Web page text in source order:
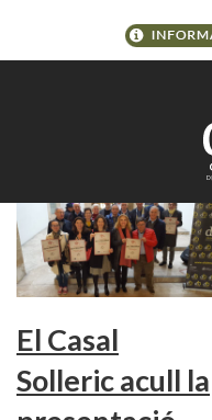
El Casal
Solleric acull la